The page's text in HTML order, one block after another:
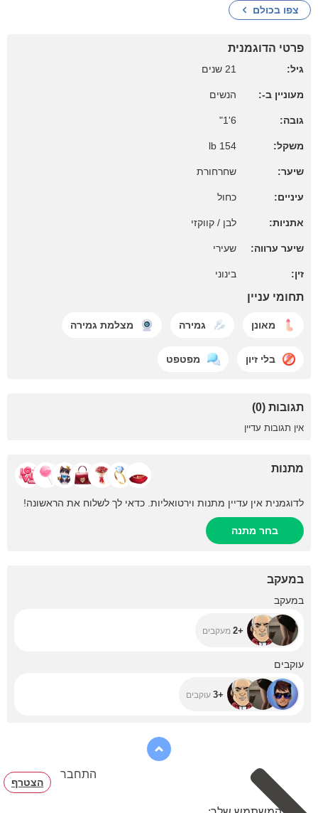
צפו בכולם
פרטי הדוגמנית
גיל: 21 שנים
מעוניין ב-: הנשים
גובה: 6'1"
משקל: 154 lb
שיער: שחרחורת
עיניים: כחול
אתניות: לבן / קווקזי
שיער ערווה: שעירי
זין: בינוני
תחומי עניין
מאונן גמירה מצלמת גמירה
בלי זיון מפטפט
תגובות (0)
אין תגובות עדיין
מתנות
לדוגמנית אין עדיין מתנות וירטואליות. כדאי לך לשלוח את הראשונה!
בחר מתנה
במעקב
במעקב
+2 מעקבים
עוקבים
+3 עוקבים
התחבר
הצטרף